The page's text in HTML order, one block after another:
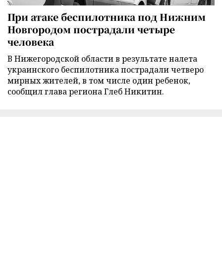
При атаке беспилотника под Нижним
Новгородом пострадали четыре
человека
В Нижегородской области в результате налета
украинского беспилотника пострадали четверо
мирных жителей, в том числе один ребенок,
сообщил глава региона Глеб Никитин.